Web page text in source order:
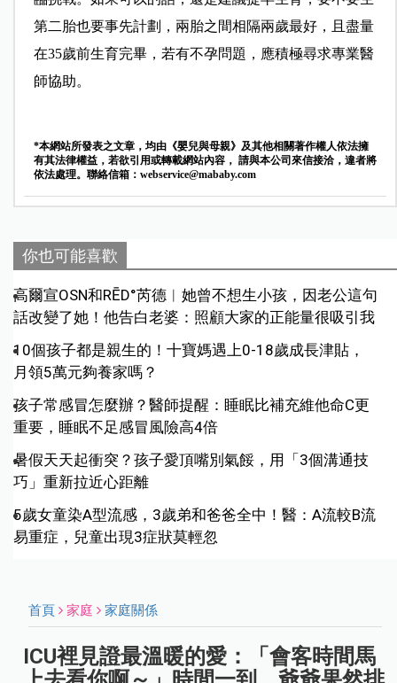
第二胎也要事先計劃，兩胎之間相隔兩歲最好，且盡量
在35歲前生育完畢，若有不孕問題，應積極尋求專業醫
師協助。
*本網站所發表之文章，均由《嬰兒與母親》及其他相關著作權人依法擁
有其法律權益，若欲引用或轉載網站內容， 請與本公司來信接洽，違者將
依法處理。聯絡信箱： webservice@mababy.com
你也可能喜歡
高爾宣OSN和RĒD°芮德︱她曾不想生小孩，因老公這句
話改變了她！他告白老婆：照顧大家的正能量很吸引我
10個孩子都是親生的！十寶媽遇上0-18歲成長津貼，
月領5萬元夠養家嗎？
孩子常感冒怎麼辦？醫師提醒：睡眠比補充維他命C更
重要，睡眠不足感冒風險高4倍
暑假天天起衝突？孩子愛頂嘴別氣餒，用「3個溝通技
巧」重新拉近心距離
5歲女童染A型流感，3歲弟和爸爸全中！醫：A流較B流
易重症，兒童出現3症狀莫輕忽
首頁 家庭 家庭關係
ICU裡見證最溫暖的愛：「會客時間馬